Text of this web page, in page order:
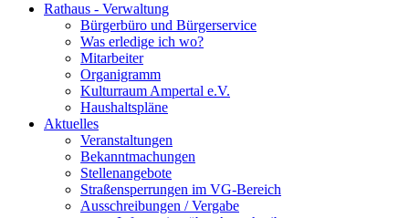
Rathaus - Verwaltung
Bürgerbüro und Bürgerservice
Was erledige ich wo?
Mitarbeiter
Organigramm
Kulturraum Ampertal e.V.
Haushaltspläne
Aktuelles
Veranstaltungen
Bekanntmachungen
Stellenangebote
Straßensperrungen im VG-Bereich
Ausschreibungen / Vergabe